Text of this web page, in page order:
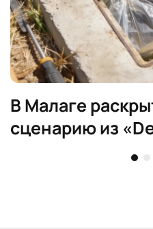
В Малаге
сценарию из